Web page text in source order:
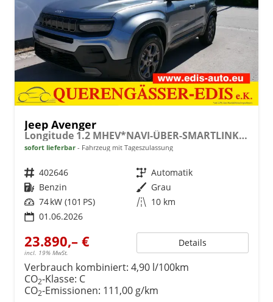
Jeep Avenger
Longitude 1.2 MHEV*NAVI-ÜBER-SMARTLINK*LED*PDC*TEMPOMAT*KLIMA*KEYLESS-GO
sofort lieferbar Fahrzeug mit Tageszulassung
Fahrzeugnr. 402646 Getriebe Automatik
Kraftstoff Benzin Außenfarbe Grau
Leistung 74 kW (101 PS) Kilometerstand 10 km
01.06.2026
23.890,– €
incl. 19% MwSt.
Details
Verbrauch kombiniert: 4,90 l/100km
CO2-Klasse: C
CO2-Emissionen: 111,00 g/km